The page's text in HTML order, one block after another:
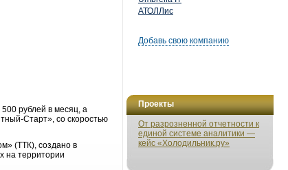
АТОЛЛис
Добавь свою компанию
Проекты
От разрозненной отчетности к
единой системе аналитики —
кейс «Холодильник.ру»
рублей в месяц, а
Старт», со скоростью
(ТТК), создано в
на территории